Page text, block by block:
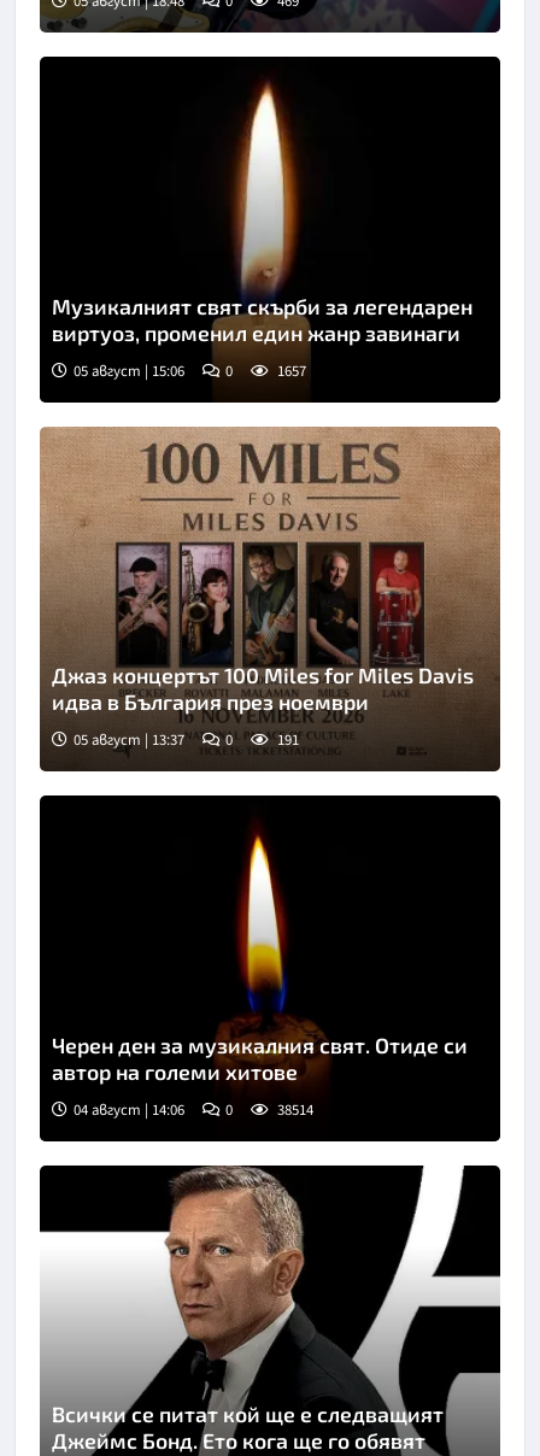
Музикалният свят скърби за легендарен
виртуоз, променил един жанр завинаги
05 август | 15:06 0 1657
Джаз концертът 100 Miles for Miles Davis
идва в България през ноември
05 август | 13:37 0 191
Черен ден за музикалния свят. Отиде си
автор на големи хитове
04 август | 14:06 0 38514
Всички се питат кой ще е следващият
Джеймс Бонд. Ето кога ще го обявят